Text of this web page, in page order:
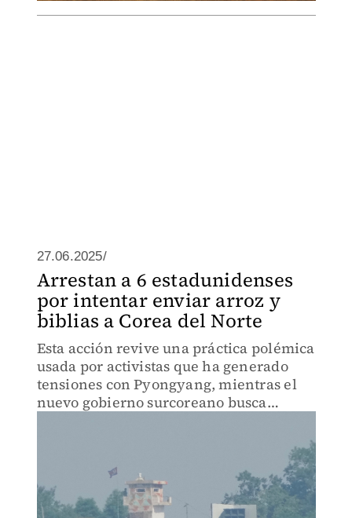
27.06.2025/
Arrestan a 6 estadunidenses
por intentar enviar arroz y
biblias a Corea del Norte
Esta acción revive una práctica polémica
usada por activistas que ha generado
tensiones con Pyongyang, mientras el
nuevo gobierno surcoreano busca